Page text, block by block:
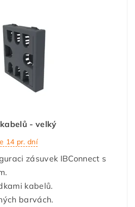
- velký
14 pr. dní
zásuvek IBConnect s
kabelů.
barvách.